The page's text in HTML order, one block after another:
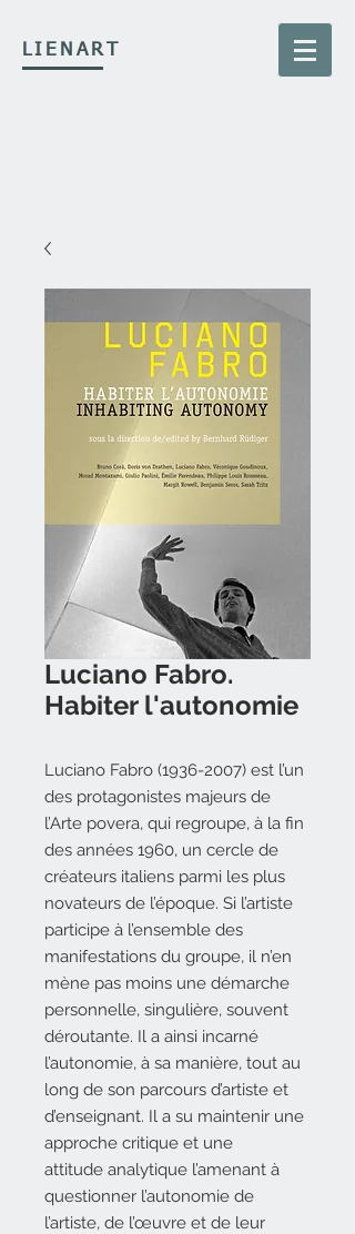
LIENART
Luciano Fabro.
Habiter l'autonomie
Luciano Fabro (1936-2007) est l’un
des protagonistes majeurs de
l’Arte povera, qui regroupe, à la fin
des années 1960, un cercle de
créateurs italiens parmi les plus
novateurs de l’époque. Si l’artiste
participe à l’ensemble des
manifestations du groupe, il n’en
mène pas moins une démarche
personnelle, singulière, souvent
déroutante. Il a ainsi incarné
l’autonomie, à sa manière, tout au
long de son parcours d’artiste et
d’enseignant. Il a su maintenir une
approche critique et une
attitude analytique l’amenant à
questionner l’autonomie de
l’artiste, de l’œuvre et de leur